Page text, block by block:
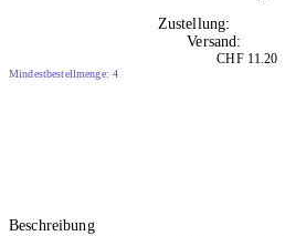
Zustellung:
Versand:
CHF 11.20
Mindestbestellmenge: 4
Beschreibung